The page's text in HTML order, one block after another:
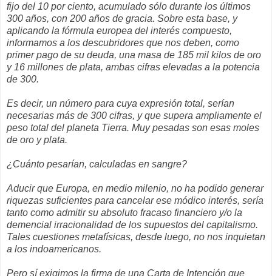
fijo del 10 por ciento, acumulado sólo durante los últimos
300 años, con 200 años de gracia. Sobre esta base, y
aplicando la fórmula europea del interés compuesto,
informamos a los descubridores que nos deben, como
primer pago de su deuda, una masa de 185 mil kilos de oro
y 16 millones de plata, ambas cifras elevadas a la potencia
de 300.
Es decir, un número para cuya expresión total, serían
necesarias más de 300 cifras, y que supera ampliamente el
peso total del planeta Tierra. Muy pesadas son esas moles
de oro y plata.
¿Cuánto pesarían, calculadas en sangre?
Aducir que Europa, en medio milenio, no ha podido generar
riquezas suficientes para cancelar ese módico interés, sería
tanto como admitir su absoluto fracaso financiero y/o la
demencial irracionalidad de los supuestos del capitalismo.
Tales cuestiones metafísicas, desde luego, no nos inquietan
a los indoamericanos.
Pero sí exigimos la firma de una Carta de Intención que